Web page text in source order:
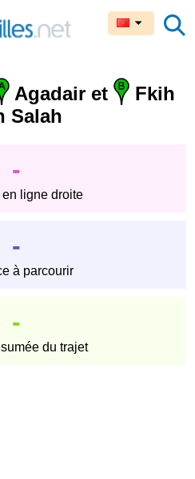
Agadair et
Fkih
Salah
-
en ligne droite
-
à parcourir
-
du trajet